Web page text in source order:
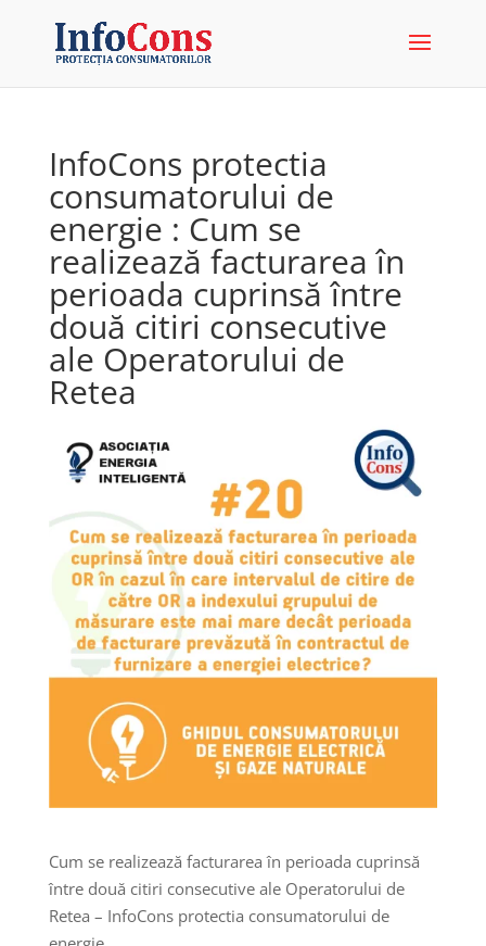
InfoCons protectia
consumatorului de
energie : Cum se
realizează facturarea în
perioada cuprinsă între
două citiri consecutive
ale Operatorului de
Retea
Cum se realizează facturarea în perioada cuprinsă
între două citiri consecutive ale Operatorului de
Retea – InfoCons protectia consumatorului de